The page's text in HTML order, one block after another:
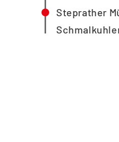
Steprather